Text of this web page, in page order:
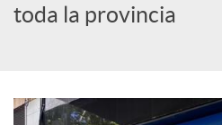
i
a
toda la provincia